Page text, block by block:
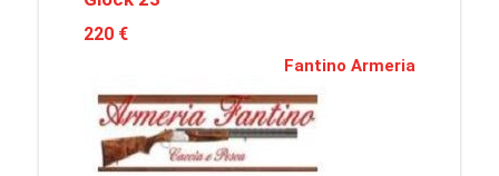
220 €
Fantino Armeria